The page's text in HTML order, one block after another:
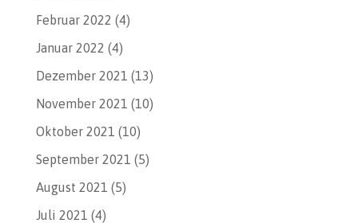
Februar 2022 (4)
Januar 2022 (4)
Dezember 2021 (13)
November 2021 (10)
Oktober 2021 (10)
September 2021 (5)
August 2021 (5)
Juli 2021 (4)